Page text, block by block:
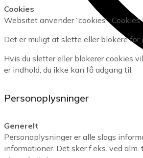
Cookies
Websitet anvender “cookies”.
Det er muligt at slette eller blokere for
Hvis du sletter eller blokerer cookies
er indhold, du ikke kan få adgang til.
Personoplysninger
Generelt
Personoplysninger er alle slags
informationer. Det sker f.eks. ved